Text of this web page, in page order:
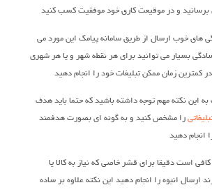
و در موقیعت کاری خود موفقیت کسب کنید
های خوب ارسال از طریق سامانه پیامک این مورد می
بسیار می توانید برای هر نقطه شهر و یا هر شهری
کمترین زمان ممکن تبلیغات خود را انجام دهید
این نکته مهم توجه داشته باشید که حتما باید هدف
را مشخص کنید و به گونه ای بصورت هدفمند
دهید
است دقیقا برای قشر خاصی که نیاز به کالا یا
ارسال انبوه را انجام دهید این نکته علاوه بر ساده